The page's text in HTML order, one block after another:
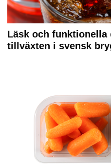
Läsk och funktionella
tillväxten i svensk